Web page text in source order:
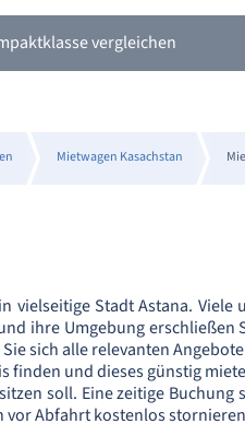
vergleichen
Mietwagen Kasachstan
vielseitige Stadt Astana.
ihre Umgebung erschließen
sich alle relevanten
finden und dieses günstig
soll. Eine zeitige
vor Abfahrt kostenlos